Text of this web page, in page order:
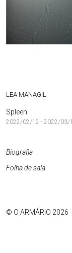
LEA MANAGIL
Spleen
2022/02/12 - 2022/03/
Biografia
Folha de sala
© O ARMÁRIO 2026